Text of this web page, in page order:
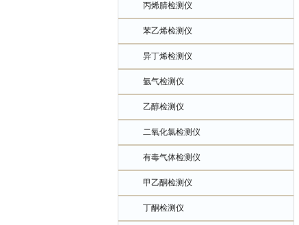
丙烯腈检测仪
苯乙烯检测仪
异丁烯检测仪
氩气检测仪
乙醇检测仪
二氧化氯检测仪
有毒气体检测仪
甲乙酮检测仪
丁酮检测仪